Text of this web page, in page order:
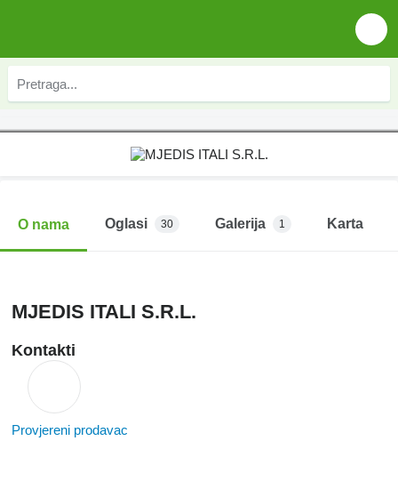
O nama Oglasi 30 Galerija 1 Karta
MJEDIS ITALI S.R.L.
Kontakti
Provjereni prodavac